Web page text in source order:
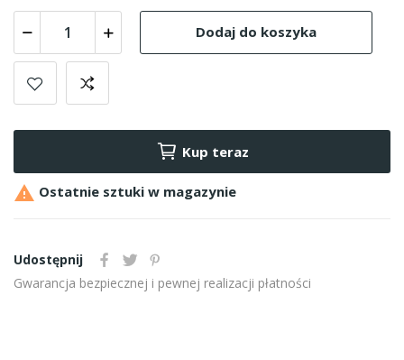
Dodaj do koszyka
Kup teraz
 Ostatnie sztuki w magazynie
Udostępnij
Gwarancja bezpiecznej i pewnej realizacji płatności